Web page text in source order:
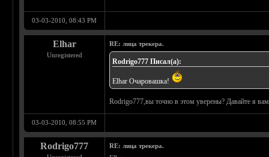
03-03-2010, 08:43 PM
Elhar
Unregistered
RE: лица трекера.
Rodrigo777 Писал(а):
Elhar Очаровашка!
Rodrigo777,вы точно в этом уверены? Давайте я
03-03-2010, 08:55 PM
Rodrigo777 RE: лица трекера.